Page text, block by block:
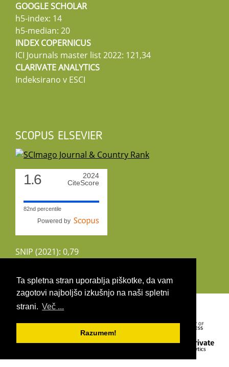
Ta spletna stran uporablja piškotke, da vam
zagotovi najboljšo izkušnjo na naši spletni
strani. Več ...
Razumem!
GOOGLE SCHOLAR
h5-index: 14
h5-median: 20
INDEX COPERNICUS
ICI Journals master list 2022: 121,34
CLARIVATE ANALYTICS
Indeksirano v ESCI
SCOPUS ELSEVIER
1.6
2024
CiteScore
82nd percentile
Powered by
SNIP (2021): 0,79